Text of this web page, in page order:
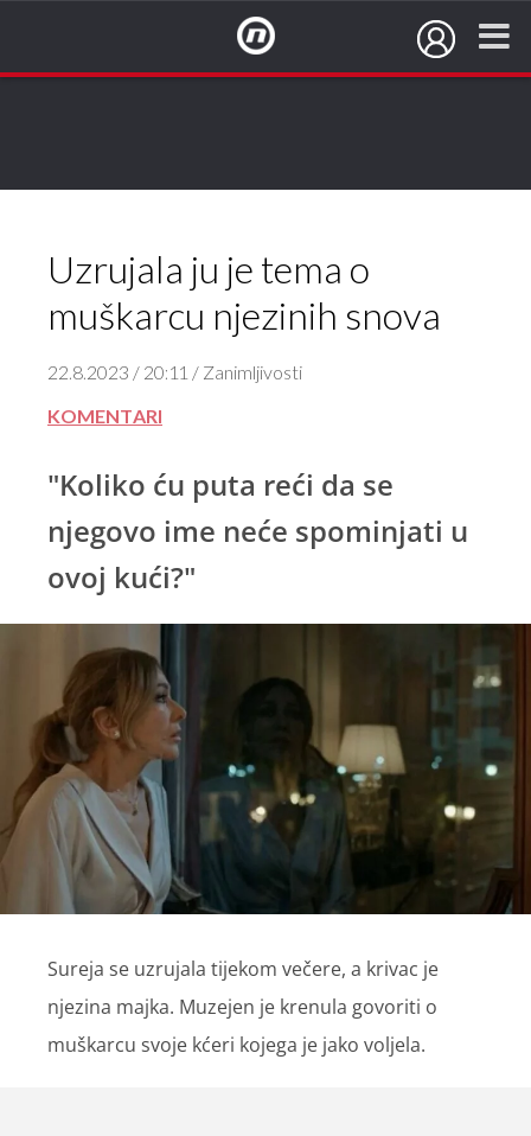
Uzrujala ju je tema o
muškarcu njezinih snova
22.8.2023 / 20:11 / Zanimljivosti
KOMENTARI
"Koliko ću puta reći da se
njegovo ime neće spominjati u
ovoj kući?"
Sureja se uzrujala tijekom večere, a krivac je
njezina majka. Muzejen je krenula govoriti o
muškarcu svoje kćeri kojega je jako voljela.